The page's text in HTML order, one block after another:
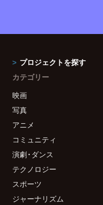
プロジェクトを探す
カテゴリー
映画
写真
アニメ
コミュニティ
演劇・ダンス
テクノロジー
スポーツ
ジャーナリズム